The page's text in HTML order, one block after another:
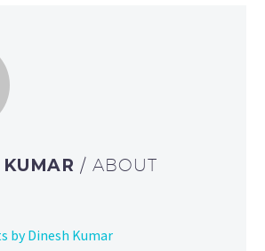
/ ABOUT
by Dinesh Kumar